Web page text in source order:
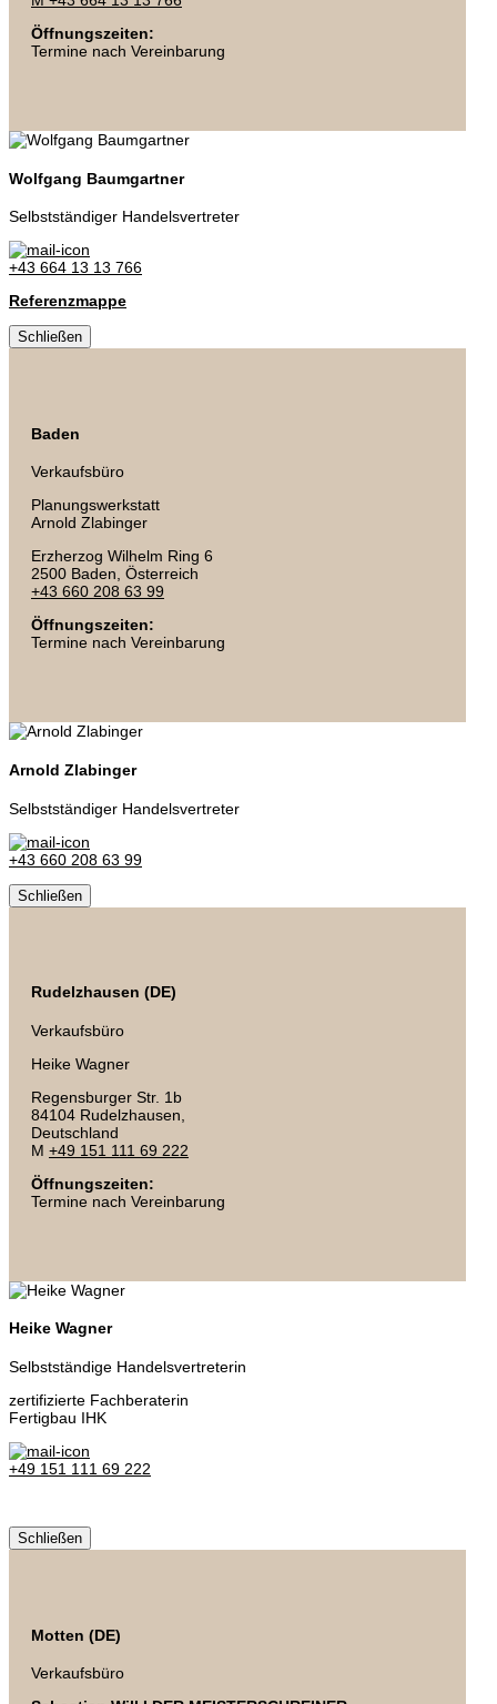
Öffnungszeiten:
Termine nach Vereinbarung
Wolfgang Baumgartner
Selbstständiger Handelsvertreter
+43 664 13 13 766
Referenzmappe
Schließen
Baden
Verkaufsbüro
Planungswerkstatt
Arnold Zlabinger
Erzherzog Wilhelm Ring 6
2500 Baden, Österreich
+43 660 208 63 99
Öffnungszeiten:
Termine nach Vereinbarung
Arnold Zlabinger
Selbstständiger Handelsvertreter
+43 660 208 63 99
Schließen
Rudelzhausen (DE)
Verkaufsbüro
Heike Wagner
Regensburger Str. 1b
84104 Rudelzhausen,
Deutschland
M +49 151 111 69 222
Öffnungszeiten:
Termine nach Vereinbarung
Heike Wagner
Selbstständige Handelsvertreterin
zertifizierte Fachberaterin
Fertigbau IHK
+49 151 111 69 222
Schließen
Motten (DE)
Verkaufsbüro